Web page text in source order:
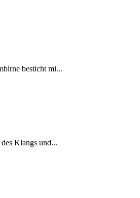
besticht mi...
Klangs und...